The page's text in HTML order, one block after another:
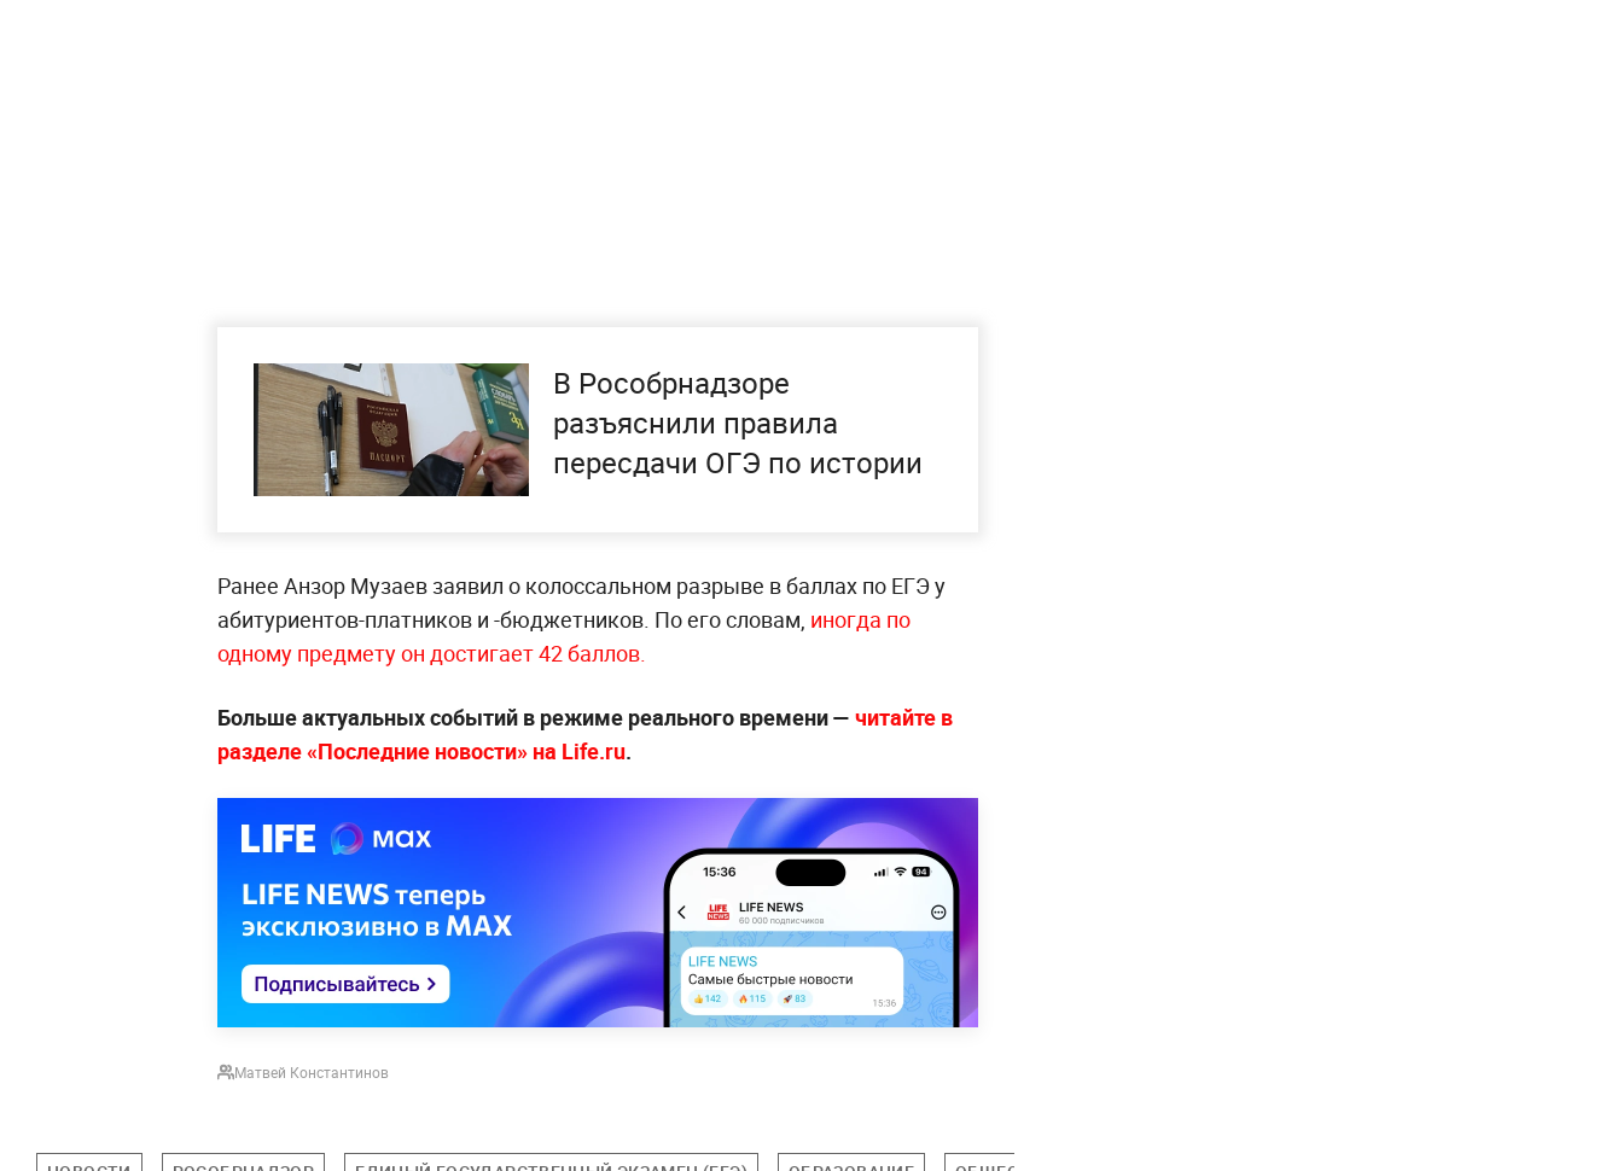
В Рособрнадзоре
разъяснили правила
пересдачи ОГЭ по истории
Ранее Анзор Музаев заявил о колоссальном разрыве в баллах по ЕГЭ у
абитуриентов-платников и -бюджетников. По его словам, иногда по
одному предмету он достигает 42 баллов.
Больше актуальных событий в режиме реального времени — читайте в
разделе «Последние новости» на Life.ru.
Матвей Константинов